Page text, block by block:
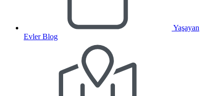
Yaşayan
Evler Blog